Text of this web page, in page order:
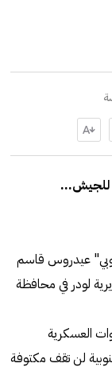
للجيش...
عيدروس قاسم
لودر في محافظة
العسكرية
لن تقف مكتوفة